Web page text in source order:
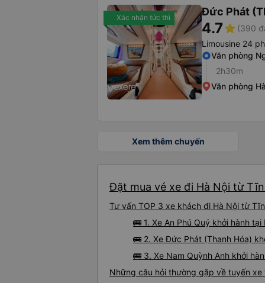
Xác nhận tức thì Đức Phát
4.7star (390
Limousine 24
Văn phòng
2h30m
Văn phòng
Xem thêm chuyến
Đặt mua vé xe đi Hà Nội từ
Tư vấn TOP 3 xe khách đi Hà Nội từ
🚌 1. Xe An Phú Quý khởi hành tại
🚌 2. Xe Đức Phát (Thanh Hóa)
🚌 3. Xe Nam Quỳnh Anh khởi
Những câu hỏi thường gặp về tuyến xe